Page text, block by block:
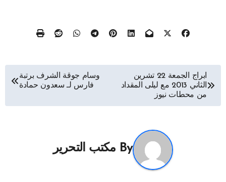
تصفّح
المقالات
ابراج الجمعة 22 تشرين
الثاني 2013 مع ليلى المقداد
من محطات نيوز
وسام جوقة الشرف برتبة
فارس لـ سعدون حمادة
By مكتب التحرير